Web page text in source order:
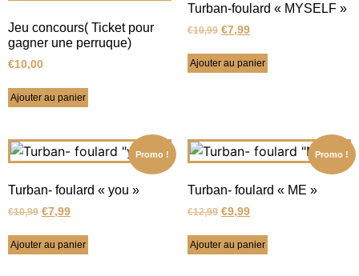
Jeu concours( Ticket pour
gagner une perruque)
€10,00
Ajouter au panier
Turban-foulard « MYSELF »
€10,99 €7,99
Ajouter au panier
Promo !
Turban- foulard « you »
€10,99 €7,99
Ajouter au panier
Promo !
Turban- foulard « ME »
€12,99 €9,99
Ajouter au panier